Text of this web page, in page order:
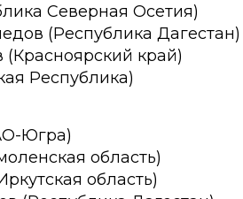
Северная Осетия)
(Республика Дагестан)
край)
Республика)
Югра)
область)
область)